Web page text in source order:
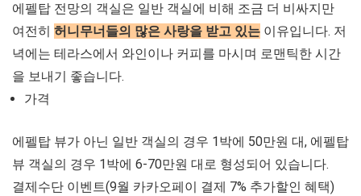
에펠탑 전망의 객실은 일반 객실에 비해 조금 더 비싸지만
여전히 허니무너들의 많은 사랑을 받고 있는 이유입니다. 저
녁에는 테라스에서 와인이나 커피를 마시며 로맨틱한 시간
을 보내기 좋습니다.
가격
에펠탑 뷰가 아닌 일반 객실의 경우 1박에 50만원 대, 에펠탑
뷰 객실의 경우 1박에 6-70만원 대로 형성되어 있습니다.
결제수단 이벤트(9월 카카오페이 결제 7% 추가할인 혜택)